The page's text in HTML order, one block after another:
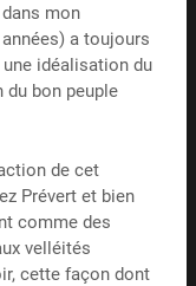
mon
a toujours
idéalisation du
du bon peuple
de cet
Prévert et bien
comme des
velléités
cette façon dont